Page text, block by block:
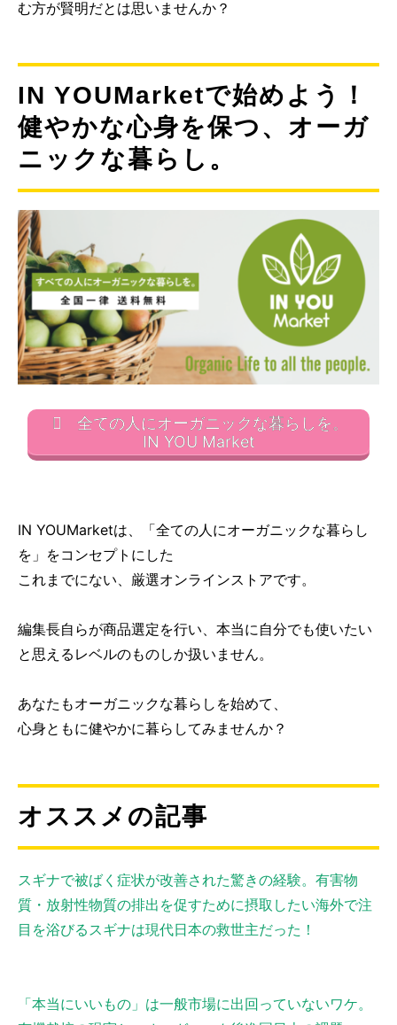
む方が賢明だとは思いませんか？
IN YOUMarketで始めよう！
健やかな心身を保つ、オーガ
ニックな暮らし。
全ての人にオーガニックな暮らしを。
IN YOU Market
IN YOUMarketは、「全ての人にオーガニックな暮らし
を」をコンセプトにした
これまでにない、厳選オンラインストアです。
編集長自らが商品選定を行い、本当に自分でも使いたい
と思えるレベルのものしか扱いません。
あなたもオーガニックな暮らしを始めて、
心身ともに健やかに暮らしてみませんか？
オススメの記事
スギナで被ばく症状が改善された驚きの経験。有害物
質・放射性物質の排出を促すために摂取したい海外で注
目を浴びるスギナは現代日本の救世主だった！
「本当にいいもの」は一般市場に出回っていないワケ。